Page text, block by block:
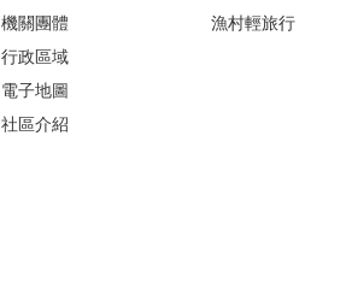
機關團體
行政區域
電子地圖
社區介紹
漁村輕旅行